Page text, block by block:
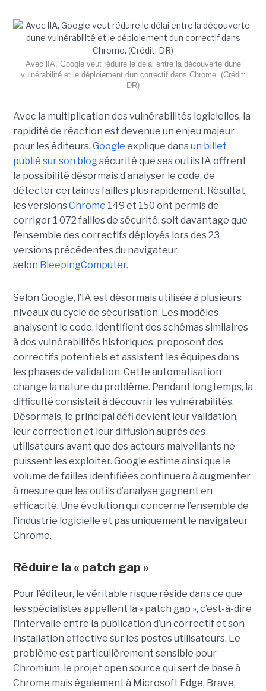
Avec lIA, Google veut réduire le délai entre la découverte dune
vulnérabilité et le déploiement dun correctif dans Chrome. (Crédit:
DR)
Avec la multiplication des vulnérabilités logicielles, la
rapidité de réaction est devenue un enjeu majeur
pour les éditeurs. Google explique dansun billet
publié sur son blogsécurité que ses outils IA offrent
la possibilité désormais d’analyser le code, de
détecter certaines failles plus rapidement. Résultat,
les versionsChrome 149 et 150 ont permis de
corriger 1 072 failles de sécurité, soit davantage que
l’ensemble des correctifs déployés lors des 23
versions précédentes du navigateur,
selon BleepingComputer.
Selon Google, l’IA est désormais utilisée à plusieurs
niveaux du cycle de sécurisation. Les modèles
analysent le code, identifient des schémas similaires
à des vulnérabilités historiques, proposent des
correctifs potentiels et assistent les équipes dans
les phases de validation. Cette automatisation
change la nature du problème. Pendant longtemps, la
difficulté consistait à découvrir les vulnérabilités.
Désormais, le principal défi devient leur validation,
leur correction et leur diffusion auprès des
utilisateurs avant que des acteurs malveillants ne
puissent les exploiter. Google estime ainsi que le
volume de failles identifiées continuera à augmenter
à mesure que les outils d’analyse gagnent en
efficacité. Une évolution qui concerne l’ensemble de
l’industrie logicielle et pas uniquement le navigateur
Chrome.
Réduire la « patch gap »
Pour l’éditeur, le véritable risque réside dans ce que
les spécialistes appellent la « patch gap », c’est-à-dire
l’intervalle entre la publication d’un correctif et son
installation effective sur les postes utilisateurs. Le
problème est particulièrement sensible pour
Chromium, le projet open source qui sert de base à
Chrome mais également à Microsoft Edge, Brave,